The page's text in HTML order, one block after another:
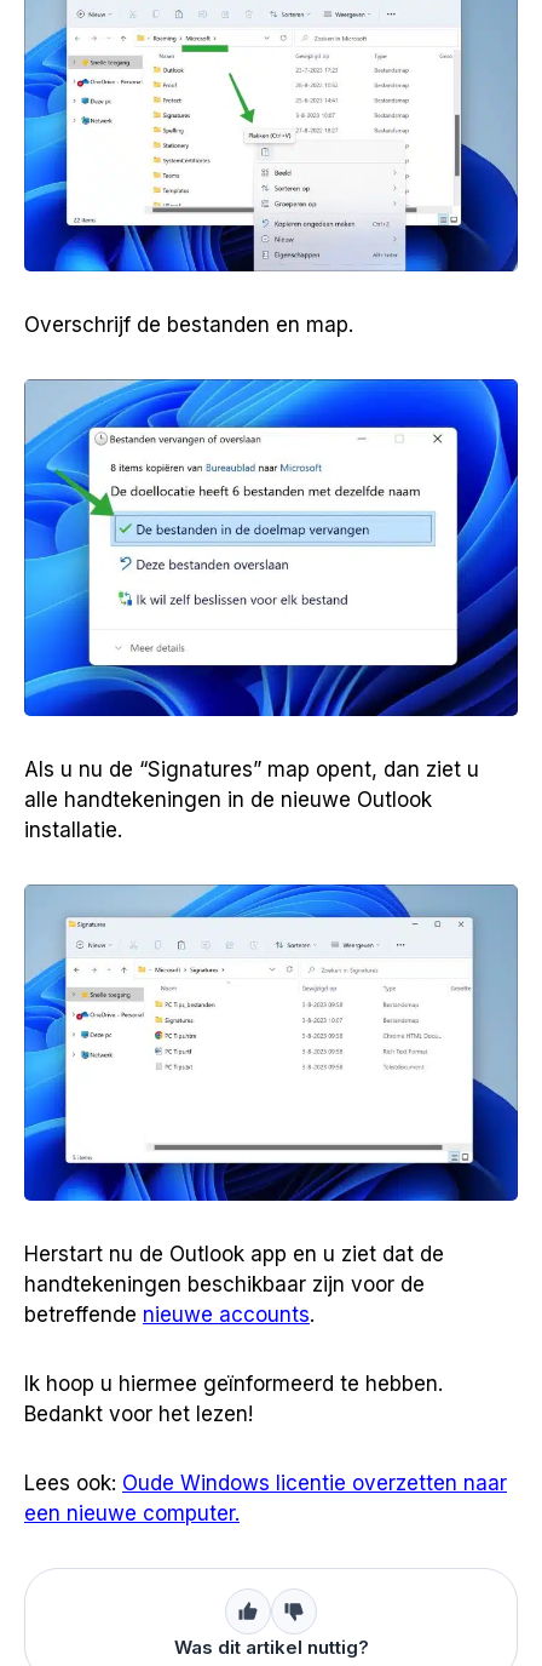
Overschrijf de bestanden en map.
Als u nu de “Signatures” map opent, dan ziet u
alle handtekeningen in de nieuwe Outlook
installatie.
Herstart nu de Outlook app en u ziet dat de
handtekeningen beschikbaar zijn voor de
betreffende nieuwe accounts.
Ik hoop u hiermee geïnformeerd te hebben.
Bedankt voor het lezen!
Lees ook: Oude Windows licentie overzetten naar
een nieuwe computer.
Was dit artikel nuttig?